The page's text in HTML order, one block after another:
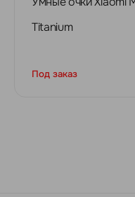
Titanium
Под заказ